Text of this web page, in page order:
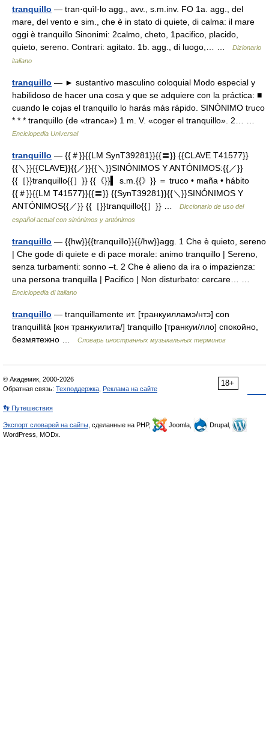
tranquillo — tran·quìl·lo agg., avv., s.m.inv. FO 1a. agg., del
mare, del vento e sim., che è in stato di quiete, di calma: il mare
oggi è tranquillo Sinonimi: 2calmo, cheto, 1pacifico, placido,
quieto, sereno. Contrari: agitato. 1b. agg., di luogo,… …
Dizionario
italiano
tranquillo — ► sustantivo masculino coloquial Modo especial y
habilidoso de hacer una cosa y que se adquiere con la práctica: ■
cuando le cojas el tranquillo lo harás más rápido. SINÓNIMO truco
* * * tranquillo (de «tranca») 1 m. V. «coger el tranquillo». 2… …
Enciclopedia Universal
tranquillo — {{＃}}{{LM SynT39281}}{{〓}} {{CLAVE T41577}}
{{＼}}{{CLAVE}}{{／}}{{＼}}SINÓNIMOS Y ANTÓNIMOS:{{／}}
{{［}}tranquillo{{］}} {{《}}▍ s.m.{{》}} ＝ truco • maña • hábito
{{＃}}{{LM T41577}}{{〓}} {{SynT39281}}{{＼}}SINÓNIMOS Y
ANTÓNIMOS{{／}} {{［}}tranquillo{{］}} …
Diccionario de uso del
español actual con sinónimos y antónimos
tranquillo — {{hw}}{{tranquillo}}{{/hw}}agg. 1 Che è quieto, sereno
| Che gode di quiete e di pace morale: animo tranquillo | Sereno,
senza turbamenti: sonno –t. 2 Che è alieno da ira o impazienza:
una persona tranquilla | Pacifico | Non disturbato: cercare… …
Enciclopedia di italiano
tranquillo — tranquillamente ит. [транкуилламэ/нтэ] con
tranquillità [кон транкуилита/] tranquillo [транкуи/лло] спокойно,
безмятежно …
Словарь иностранных музыкальных терминов
18+
© Академик, 2000-2026
Обратная связь: Техподдержка Реклама на сайте
👣 Путешествия
Экспорт словарей на сайты , сделанные на PHP, Joomla,
Drupal,
WordPress, MODx.